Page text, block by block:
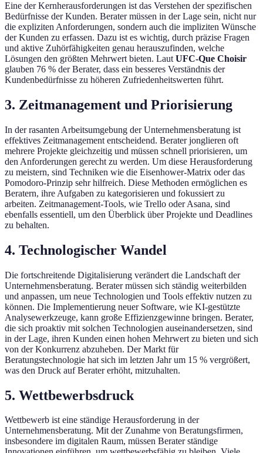
Eine der Kernherausforderungen ist das Verstehen der spezifischen
Bedürfnisse der Kunden. Berater müssen in der Lage sein, nicht nur
die expliziten Anforderungen, sondern auch die impliziten Wünsche
der Kunden zu erfassen. Dazu ist es wichtig, durch präzise Fragen
und aktive Zuhörfähigkeiten genau herauszufinden, welche
Lösungen den größten Mehrwert bieten. Laut UFC-Que Choisir
glauben 76 % der Berater, dass ein besseres Verständnis der
Kundenbedürfnisse zu höheren Zufriedenheitswerten führt.
3. Zeitmanagement und Priorisierung
In der rasanten Arbeitsumgebung der Unternehmensberatung ist
effektives Zeitmanagement entscheidend. Berater jonglieren oft
mehrere Projekte gleichzeitig und müssen schnell priorisieren, um
den Anforderungen gerecht zu werden. Um diese Herausforderung
zu meistern, sind Techniken wie die Eisenhower-Matrix oder das
Pomodoro-Prinzip sehr hilfreich. Diese Methoden ermöglichen es
Beratern, ihre Aufgaben zu kategorisieren und fokussiert zu
arbeiten. Zeitmanagement-Tools, wie Trello oder Asana, sind
ebenfalls essentiell, um den Überblick über Projekte und Deadlines
zu behalten.
4. Technologischer Wandel
Die fortschreitende Digitalisierung verändert die Landschaft der
Unternehmensberatung. Berater müssen sich ständig weiterbilden
und anpassen, um neue Technologien und Tools effektiv nutzen zu
können. Die Implementierung neuer Software, wie KI-gestützte
Analysewerkzeuge, kann große Effizienzgewinne bringen. Berater,
die sich proaktiv mit solchen Technologien auseinandersetzen, sind
in der Lage, ihren Kunden einen hohen Mehrwert zu bieten und sich
von der Konkurrenz abzuheben. Der Markt für
Beratungstechnologie hat sich im letzten Jahr um 15 % vergrößert,
was den Druck auf Berater erhöht, mitzuhalten.
5. Wettbewerbsdruck
Wettbewerb ist eine ständige Herausforderung in der
Unternehmensberatung. Mit der Zunahme von Beratungsfirmen,
insbesondere im digitalen Raum, müssen Berater ständige